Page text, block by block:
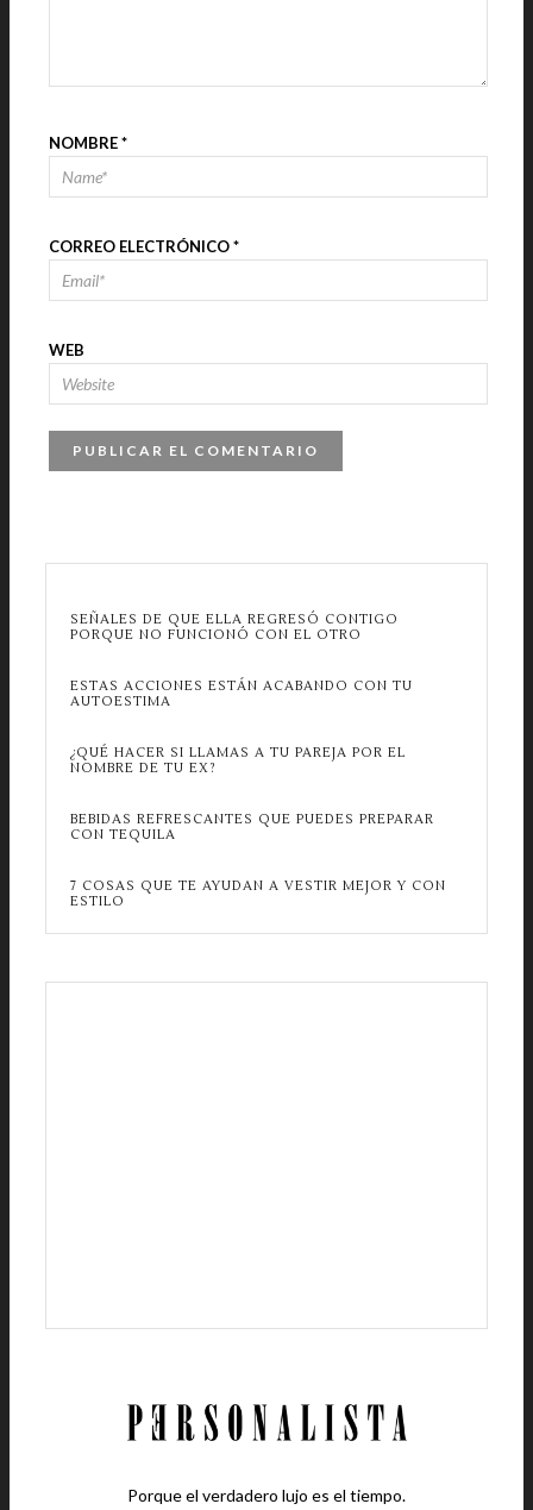
NOMBRE*
CORREO ELECTRÓNICO*
WEB
SEÑALES DE QUE ELLA REGRESÓ CONTIGO
PORQUE NO FUNCIONÓ CON EL OTRO
ESTAS ACCIONES ESTÁN ACABANDO CON TU
AUTOESTIMA
¿QUÉ HACER SI LLAMAS A TU PAREJA POR EL
NOMBRE DE TU EX?
BEBIDAS REFRESCANTES QUE PUEDES PREPARAR
CON TEQUILA
7 COSAS QUE TE AYUDAN A VESTIR MEJOR Y CON
ESTILO
Porque el verdadero lujo es el tiempo.